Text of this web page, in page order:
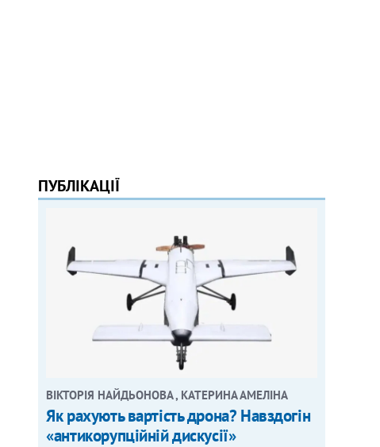
ПУБЛІКАЦІЇ
ВІКТОРІЯ НАЙДЬОНОВА , КАТЕРИНА АМЕЛІНА
Як рахують вартість дрона? Навздогін
«антикорупційній дискусії»